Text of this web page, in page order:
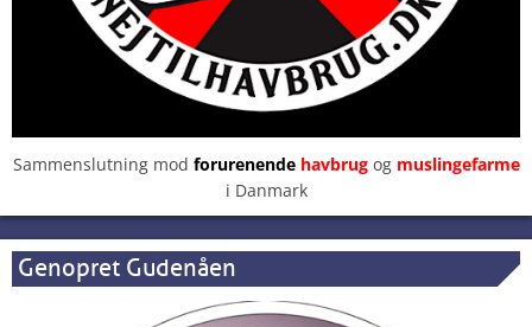
Sammenslutning mod forurenendehavbrugog muslingefarme
i Danmark
Genopret Gudenåen